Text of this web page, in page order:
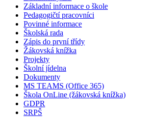
Základní informace o škole
Pedagogičtí pracovníci
Povinné informace
Školská rada
Zápis do první třídy
Žákovská knížka
Projekty
Školní jídelna
Dokumenty
MS TEAMS (Office 365)
Škola OnLine (žákovská knížka)
GDPR
SRPŠ